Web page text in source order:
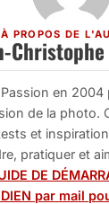
À PROPOS DE
en
de la photo.
et
pratiquer et
DE
par mail